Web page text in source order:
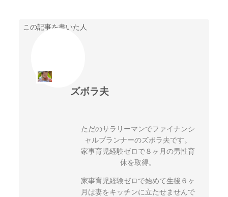
この記事を書いた人
ズボラ夫
ただのサラリーマンでファイナンシ
ャルプランナーのズボラ夫です。
家事育児経験ゼロで８ヶ月の男性育
休を取得。
家事育児経験ゼロで始めて生後６ヶ
月は妻をキッチンに立たせませんで